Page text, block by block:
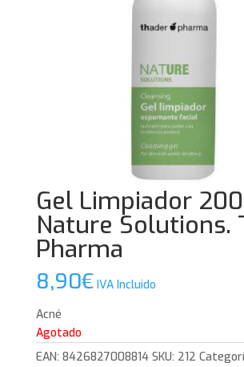
Gel Limpiador
Nature Solutions.
Pharma
8,90€ IVA Incluido
Acné
Agotado
EAN: 8426827008814 SKU: 212